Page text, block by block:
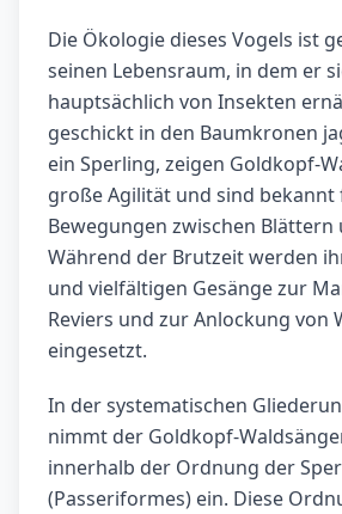
Die Ökologie dieses Vogels ist
seinen Lebensraum, in dem er
hauptsächlich von Insekten
geschickt in den Baumkronen
ein Sperling, zeigen Goldkopf-
große Agilität und sind
Bewegungen zwischen Blättern
Während der Brutzeit werden
und vielfältigen Gesänge zur
Reviers und zur Anlockung von
eingesetzt.
In der systematischen
nimmt der Goldkopf-
innerhalb der Ordnung der
(Passeriformes) ein. Diese